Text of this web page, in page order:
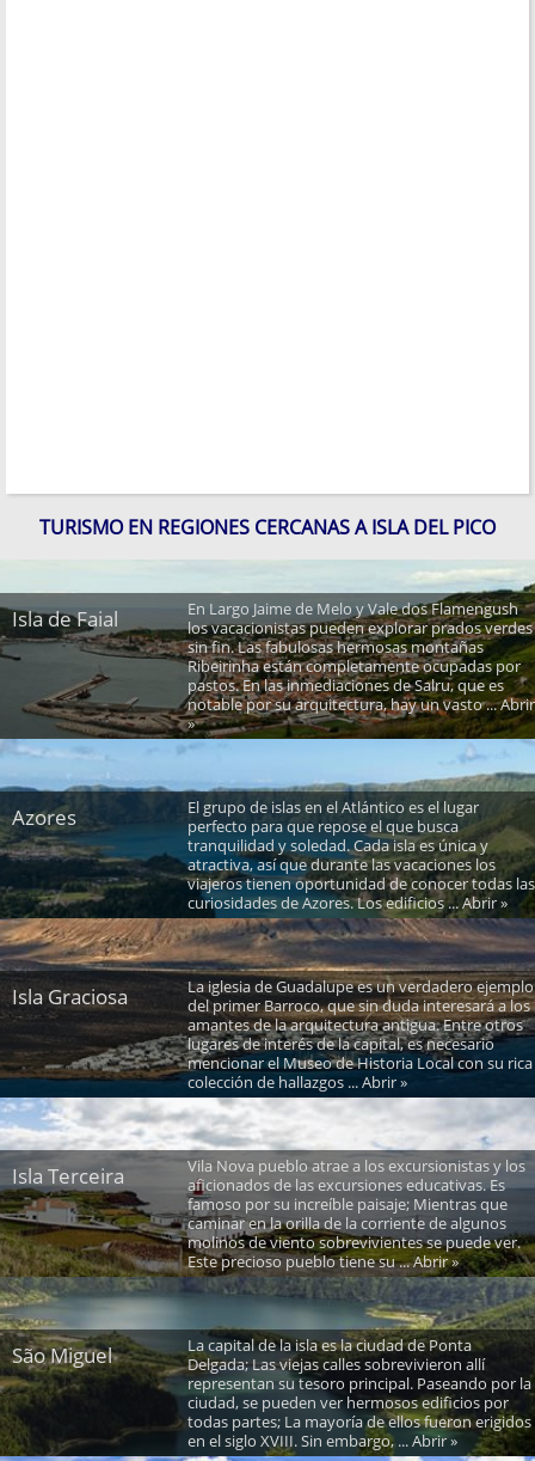
TURISMO EN REGIONES CERCANAS A ISLA DEL PICO
Isla de Faial
En Largo Jaime de Melo y Vale dos Flamengush
los vacacionistas pueden explorar prados verdes
sin fin. Las fabulosas hermosas montañas
Ribeirinha están completamente ocupadas por
pastos. En las inmediaciones de Salru, que es
notable por su arquitectura, hay un vasto ... Abrir
»
Azores
El grupo de islas en el Atlántico es el lugar
perfecto para que repose el que busca
tranquilidad y soledad. Cada isla es única y
atractiva, así que durante las vacaciones los
viajeros tienen oportunidad de conocer todas las
curiosidades de Azores. Los edificios ... Abrir »
Isla Graciosa
La iglesia de Guadalupe es un verdadero ejemplo
del primer Barroco, que sin duda interesará a los
amantes de la arquitectura antigua. Entre otros
lugares de interés de la capital, es necesario
mencionar el Museo de Historia Local con su rica
colección de hallazgos ... Abrir »
Isla Terceira
Vila Nova pueblo atrae a los excursionistas y los
aficionados de las excursiones educativas. Es
famoso por su increíble paisaje; Mientras que
caminar en la orilla de la corriente de algunos
molinos de viento sobrevivientes se puede ver.
Este precioso pueblo tiene su ... Abrir »
São Miguel
La capital de la isla es la ciudad de Ponta
Delgada; Las viejas calles sobrevivieron allí
representan su tesoro principal. Paseando por la
ciudad, se pueden ver hermosos edificios por
todas partes; La mayoría de ellos fueron erigidos
en el siglo XVIII. Sin embargo, ... Abrir »